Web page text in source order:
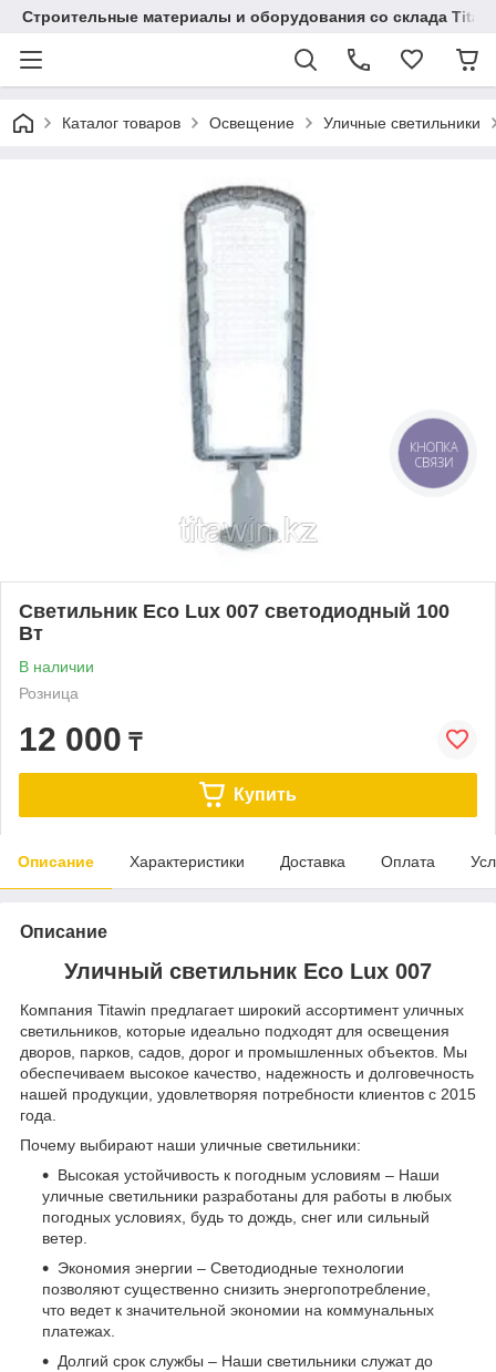
Строительные материалы и оборудования со склада
Каталог товаров Освещение Уличные светильники
Светильник Eco Lux 007 светодиодный 100
Вт
В наличии
Розница
12 000 ₸
Купить
Описание Характеристики Доставка Оплата
Описание
Уличный светильник Eco Lux 007
Компания Titawin предлагает широкий ассортимент уличных
светильников, которые идеально подходят для освещения
дворов, парков, садов, дорог и промышленных объектов. Мы
обеспечиваем высокое качество, надежность и долговечность
нашей продукции, удовлетворяя потребности клиентов с 2015
года.
Почему выбирают наши уличные светильники:
Высокая устойчивость к погодным условиям – Наши
уличные светильники разработаны для работы в любых
погодных условиях, будь то дождь, снег или сильный
ветер.
Экономия энергии – Светодиодные технологии
позволяют существенно снизить энергопотребление,
что ведет к значительной экономии на коммунальных
платежах.
Долгий срок службы – Наши светильники служат до
КНОПКА
СВЯЗИ